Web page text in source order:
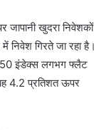
जापानी खुदरा निवेशकों
निवेश गिरते जा रहा है।
50 इंडेक्स लगभग फ्लैट
4.2 प्रतिशत ऊपर